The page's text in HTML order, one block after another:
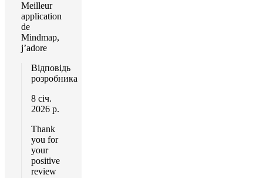
Meilleur
application
de
Mindmap,
j’adore
Відповідь
розробника
8 січ.
2026 р.
Thank
you for
your
positive
review